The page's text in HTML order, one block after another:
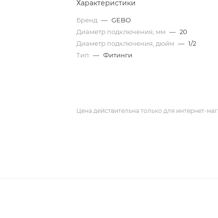
Характеристики
Бренд — GEBO
Диаметр подключения, мм — 20
Диаметр подключения, дюйм — 1/2
Тип — Фитинги
Цена действительна только для интернет-